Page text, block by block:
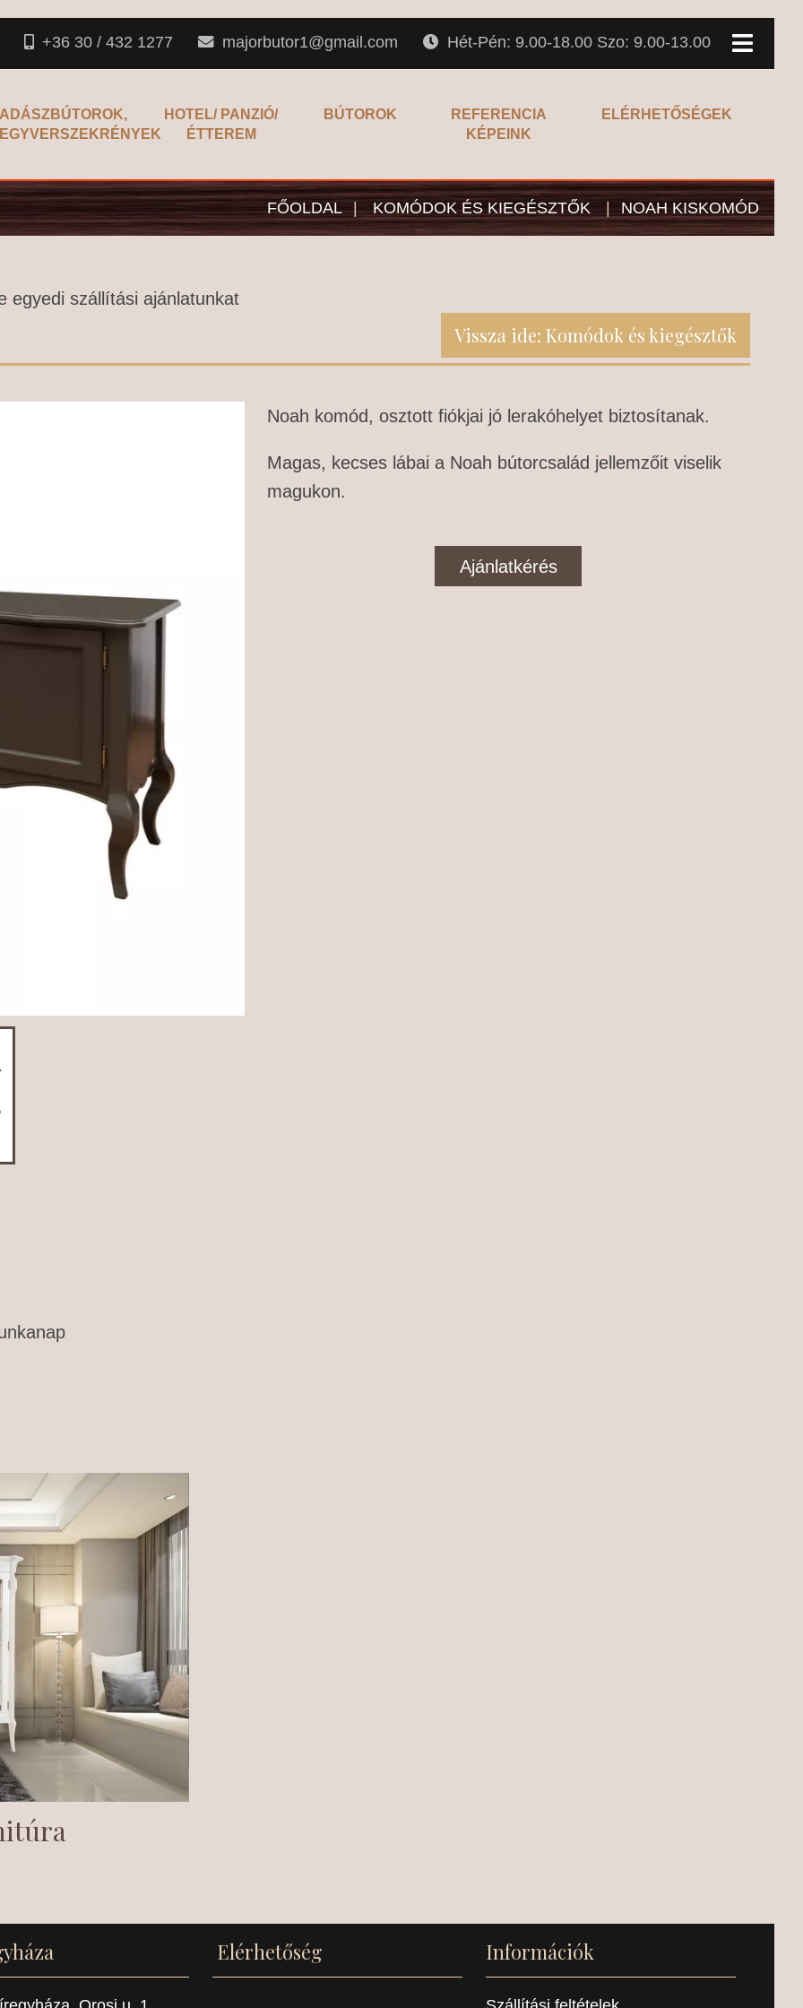
+36 30 / 432 1277 majorbutor1@gmail.com Hét-Pén: 9.00-18.00 Szo: 9.00-13.00
HOTEL/ PANZIÓ/
ÉTTEREM
BÚTOROK
REFERENCIA
KÉPEINK
ELÉRHETŐSÉGEK
FŐOLDAL | KOMÓDOK ÉS KIEGÉSZTŐK | NOAH KISKOMÓD
egyedi szállítási ajánlatunkat
Vissza ide: Komódok és kiegésztők
Noah komód, osztott fiókjai jó lerakóhelyet biztosítanak.
Magas, kecses lábai a Noah bútorcsalád jellemzőit viselik
magukon.
Ajánlatkérés
Elérhetőség Információk